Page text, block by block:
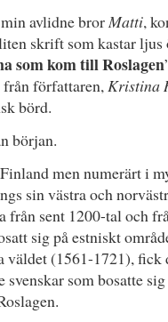
avlidne brorMatti,
skrift som kastar ljus
som kom till Roslagen
från författaren,Kristina
börd.
början.
men numerärt i
sin västra och
från sent 1200-tal och
sig på estniskt
väldet (1561-1721), fick
svenskar som bosatte